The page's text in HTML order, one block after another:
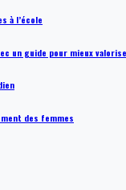
à l’école
un guide pour mieux
des femmes